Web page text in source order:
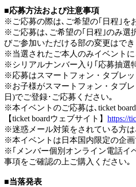
■応募方法および注意事項
※ご応募の際は､ご希望の｢日程｣を
※ご応募は､ご希望の｢日程｣のみ選
びご参加いただける部の変更はで
※当選されたご本人のみイベント
※シリアルナンバー入り｢応募抽選
※応募はスマートフォン・タブレ
※お子様がスマートフォン・タブ
日)でご登録･ご応募ください｡
※本イベントのご応募は､ticket
【ticket boardウェブサイト】 https://
※迷惑メール対策をされている方は
※本イベントは日本国内限定の企
※｢メンバー個別オンライン電話イ
事項をご確認の上ご購入ください｡
■当落発表